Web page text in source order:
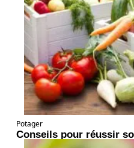
Potager
Conseils pour réussir